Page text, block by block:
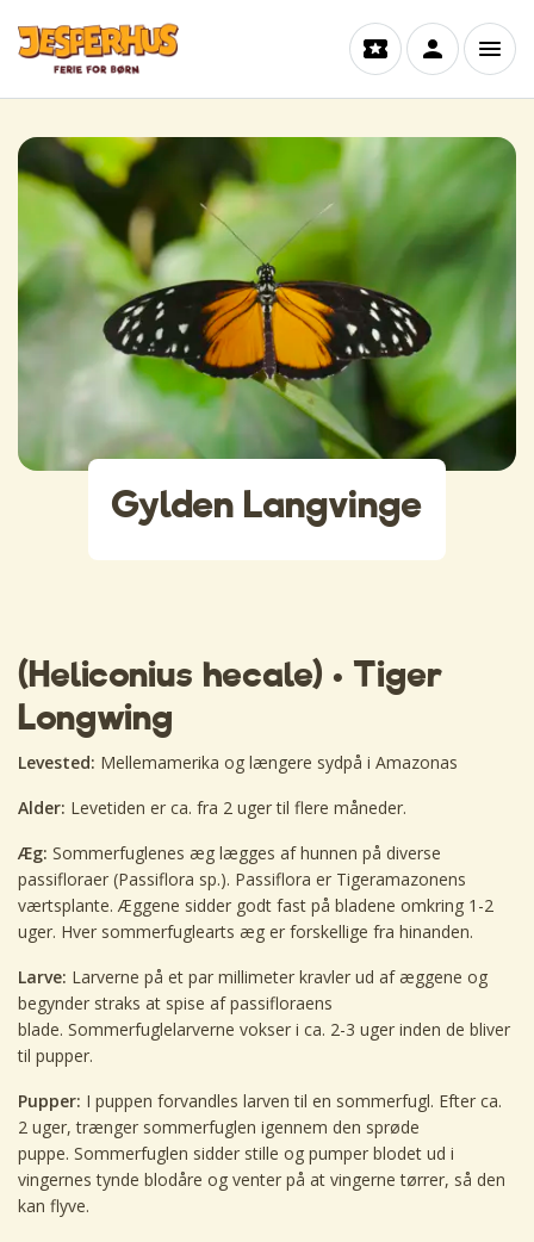
Gylden Langvinge
(Heliconius hecale) • Tiger
Longwing
Levested: Mellemamerika og længere sydpå i Amazonas
Alder: Levetiden er ca. fra 2 uger til flere måneder.
Æg: Sommerfuglenes æg lægges af hunnen på diverse
passifloraer (Passiflora sp.). Passiflora er Tigeramazonens
værtsplante. Æggene sidder godt fast på bladene omkring 1-2
uger. Hver sommerfuglearts æg er forskellige fra hinanden.
Larve: Larverne på et par millimeter kravler ud af æggene og
begynder straks at spise af passifloraens
blade. Sommerfuglelarverne vokser i ca. 2-3 uger inden de bliver
til pupper.
Pupper: I puppen forvandles larven til en sommerfugl. Efter ca.
2 uger, trænger sommerfuglen igennem den sprøde
puppe. Sommerfuglen sidder stille og pumper blodet ud i
vingernes tynde blodåre og venter på at vingerne tørrer, så den
kan flyve.